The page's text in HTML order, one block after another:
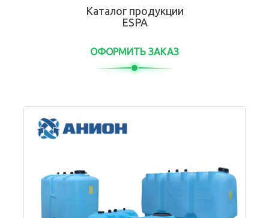
Каталог продукции
ESPA
ОФОРМИТЬ ЗАКАЗ